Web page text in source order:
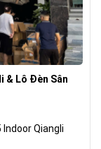
& Lô Đèn Sân
Qiangli